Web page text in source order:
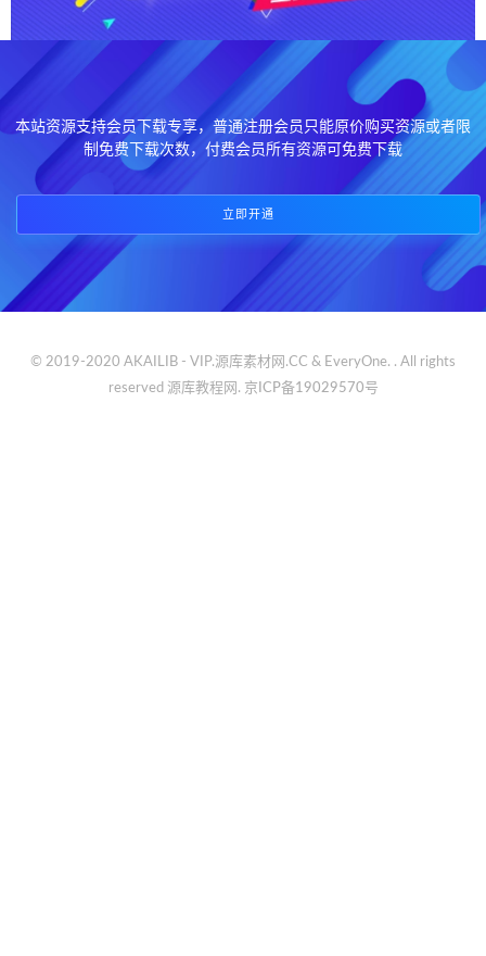
本站资源支持会员下载专享，普通注册会员只能原价购买资源或者限
制免费下载次数，付费会员所有资源可免费下载
立即开通
© 2019-2020 AKAILIB - VIP.源库素材网.CC & EveryOne. . All rights
reserved 源库教程网. 京ICP备19029570号